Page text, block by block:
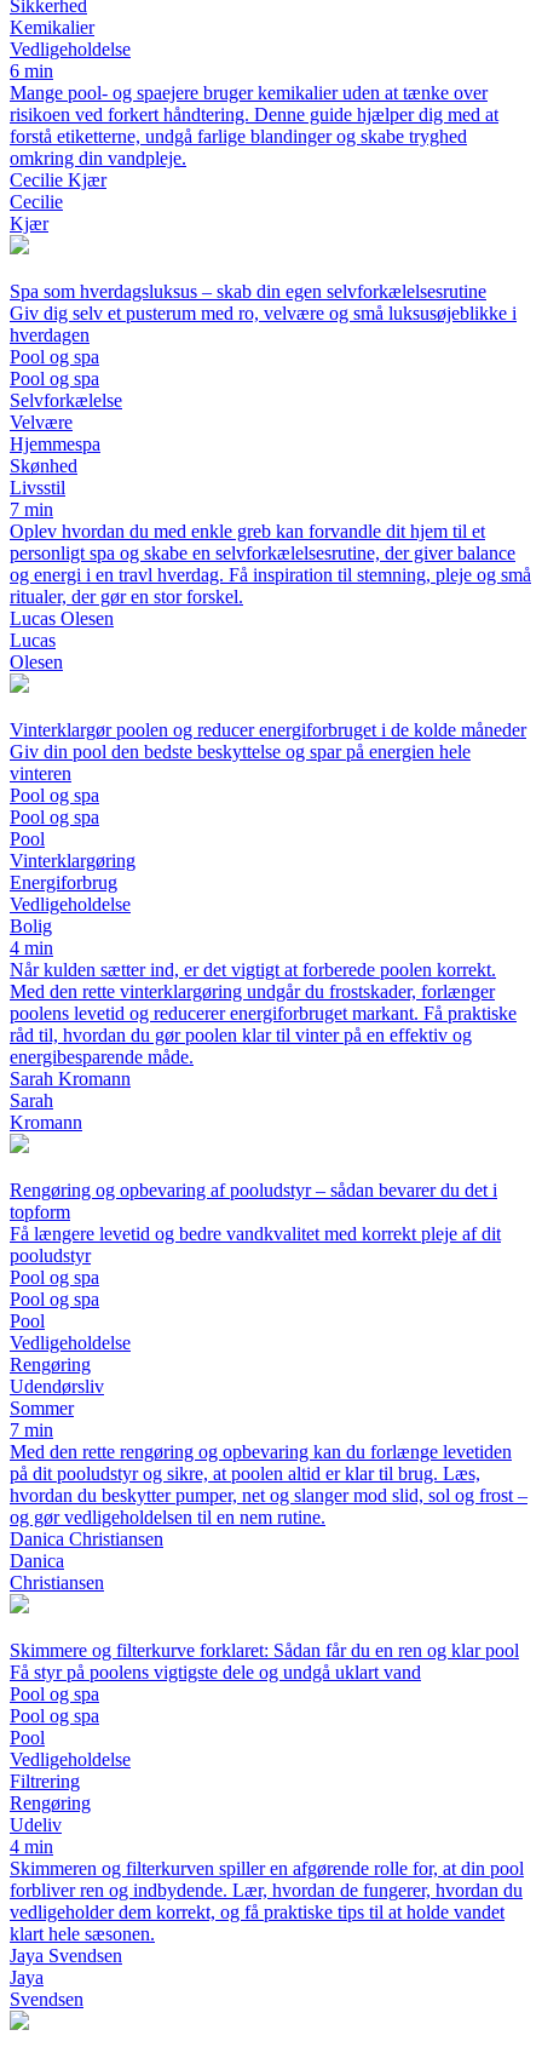
Sikkerhed
Kemikalier
Vedligeholdelse
6 min
Mange pool- og spaejere bruger kemikalier uden at tænke over
risikoen ved forkert håndtering. Denne guide hjælper dig med at
forstå etiketterne, undgå farlige blandinger og skabe tryghed
omkring din vandpleje.
Cecilie Kjær
Cecilie
Kjær
Spa som hverdagsluksus – skab din egen selvforkælelsesrutine
Giv dig selv et pusterum med ro, velvære og små luksusøjeblikke i
hverdagen
Pool og spa
Pool og spa
Selvforkælelse
Velvære
Hjemmespa
Skønhed
Livsstil
7 min
Oplev hvordan du med enkle greb kan forvandle dit hjem til et
personligt spa og skabe en selvforkælelsesrutine, der giver balance
og energi i en travl hverdag. Få inspiration til stemning, pleje og små
ritualer, der gør en stor forskel.
Lucas Olesen
Lucas
Olesen
Vinterklargør poolen og reducer energiforbruget i de kolde måneder
Giv din pool den bedste beskyttelse og spar på energien hele
vinteren
Pool og spa
Pool og spa
Pool
Vinterklargøring
Energiforbrug
Vedligeholdelse
Bolig
4 min
Når kulden sætter ind, er det vigtigt at forberede poolen korrekt.
Med den rette vinterklargøring undgår du frostskader, forlænger
poolens levetid og reducerer energiforbruget markant. Få praktiske
råd til, hvordan du gør poolen klar til vinter på en effektiv og
energibesparende måde.
Sarah Kromann
Sarah
Kromann
Rengøring og opbevaring af pooludstyr – sådan bevarer du det i
topform
Få længere levetid og bedre vandkvalitet med korrekt pleje af dit
pooludstyr
Pool og spa
Pool og spa
Pool
Vedligeholdelse
Rengøring
Udendørsliv
Sommer
7 min
Med den rette rengøring og opbevaring kan du forlænge levetiden
på dit pooludstyr og sikre, at poolen altid er klar til brug. Læs,
hvordan du beskytter pumper, net og slanger mod slid, sol og frost –
og gør vedligeholdelsen til en nem rutine.
Danica Christiansen
Danica
Christiansen
Skimmere og filterkurve forklaret: Sådan får du en ren og klar pool
Få styr på poolens vigtigste dele og undgå uklart vand
Pool og spa
Pool og spa
Pool
Vedligeholdelse
Filtrering
Rengøring
Udeliv
4 min
Skimmeren og filterkurven spiller en afgørende rolle for, at din pool
forbliver ren og indbydende. Lær, hvordan de fungerer, hvordan du
vedligeholder dem korrekt, og få praktiske tips til at holde vandet
klart hele sæsonen.
Jaya Svendsen
Jaya
Svendsen